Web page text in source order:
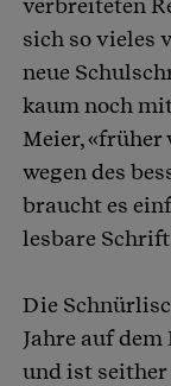
verbreiteten
sich so vieles
neue
kaum noch
Meier, «früher
wegen des
braucht es
lesbare
Die
Jahre auf
und ist